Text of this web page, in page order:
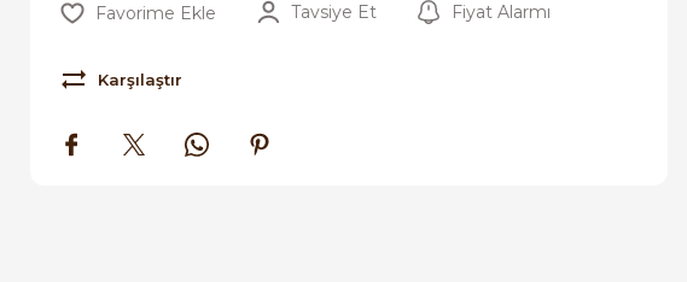
Tavsiye Et Fiyat Alarmı
Karşılaştır